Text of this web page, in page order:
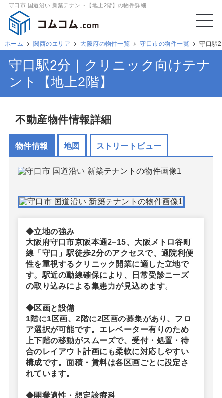
守口市 国道沿い 新築テナント【地上2階】の物件詳細
ホーム 関西のエリア 大阪府の物件一覧 守口市の物件一覧 守口駅
守口駅2分｜クリニック向けテナ
ント【地上2階】
不動産物件情報詳細
物件情報 地図 ストリートビュー
◆立地の強み
大阪府守口市京阪本通2−15、大阪メトロ谷町
線「守口」駅徒歩2分のアクセスで、通院利便
性を重視するクリニック開業に適した立地で
す。駅近の動線確保により、日常受診ニーズ
の取り込みによる集患力が見込めます。
◆区画と設備
1階に1区画、2階に2区画の募集があり、フロ
ア選択が可能です。エレベーター有りのため
上下階の移動がスムーズで、受付・処置・待
合のレイアウト計画にも柔軟に対応しやすい
構成です。面積・賃料は各区画ごとに設定さ
れています。
◆開業適性・想定診療科